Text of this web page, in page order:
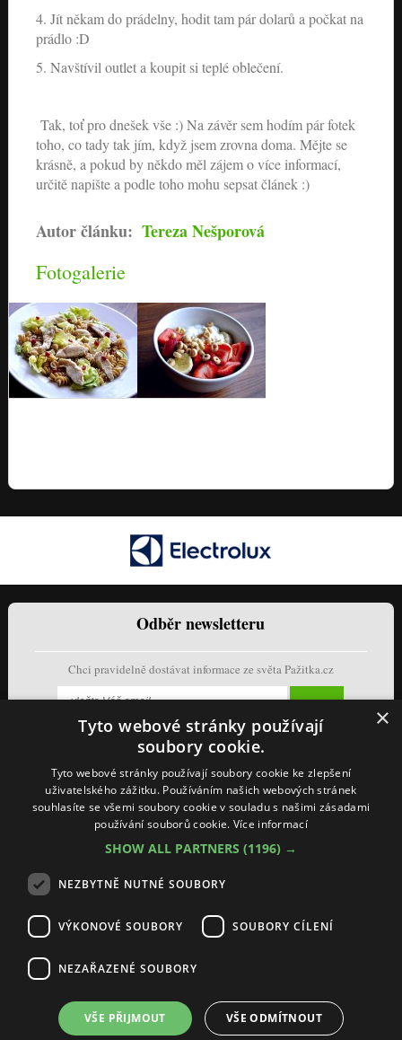
4. Jít někam do prádelny, hodit tam pár dolarů a počkat na
prádlo :D
5. Navštívil outlet a koupit si teplé oblečení.
Tak, toť pro dnešek vše :) Na závěr sem hodím pár fotek
toho, co tady tak jím, když jsem zrovna doma. Mějte se
krásně, a pokud by někdo měl zájem o více informací,
určitě napište a podle toho mohu sepsat článek :)
Autor článku: Tereza Nešporová
Fotogalerie
Odběr newsletteru
Chci pravidelně dostávat informace ze světa Pažitka.cz
Ochrana osobních údajů + Cookies
Vestavné-spotřebiče s.r.o. Pažitka, všechna práva vyhrazena
×
Tyto webové stránky používají
soubory cookie.
Tyto webové stránky používají soubory cookie ke zlepšení
uživatelského zážitku. Používáním našich webových stránek
souhlasíte se všemi soubory cookie v souladu s našimi zásadami
používání souborů cookie. Více informací
SHOW ALL PARTNERS (1196) →
NEZBYTNĚ NUTNÉ SOUBORY
VÝKONOVÉ SOUBORY SOUBORY CÍLENÍ
NEZAŘAZENÉ SOUBORY
VŠE PŘIJMOUT VŠE ODMÍTNOUT